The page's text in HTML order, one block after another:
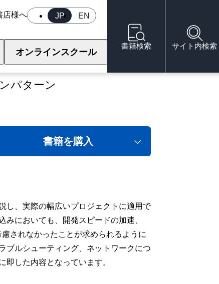
JP EN
店様へ
オンラインスクール
書籍検索 サイト内検索
パターン
書籍を購入
し、実際の幅広いプロジェクトに適用で
においても、開発スピードの加速、
されなかったことが求められるように
ブルシューティング、ネットワークにつ
した内容となっています。